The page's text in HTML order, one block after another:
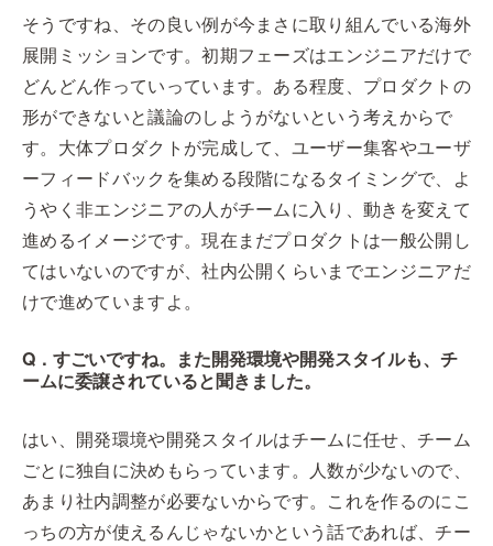
そうですね、その良い例が今まさに取り組んでいる海外
展開ミッションです。初期フェーズはエンジニアだけで
どんどん作っていっています。ある程度、プロダクトの
形ができないと議論のしようがないという考えからで
す。大体プロダクトが完成して、ユーザー集客やユーザ
ーフィードバックを集める段階になるタイミングで、よ
うやく非エンジニアの人がチームに入り、動きを変えて
進めるイメージです。現在まだプロダクトは一般公開し
てはいないのですが、社内公開くらいまでエンジニアだ
けで進めていますよ。
Q．すごいですね。また開発環境や開発スタイルも、チ
ームに委譲されていると聞きました。
はい、開発環境や開発スタイルはチームに任せ、チーム
ごとに独自に決めもらっています。人数が少ないので、
あまり社内調整が必要ないからです。これを作るのにこ
っちの方が使えるんじゃないかという話であれば、チー